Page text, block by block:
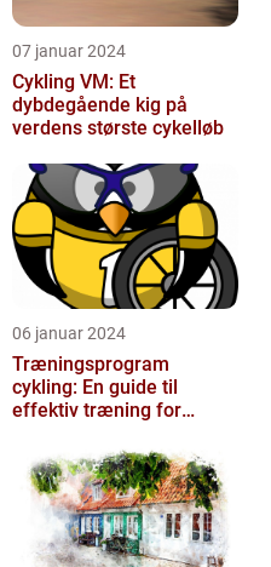
07 januar 2024
Cykling VM: Et
dybdegående kig på
verdens største cykelløb
06 januar 2024
Træningsprogram
cykling: En guide til
effektiv træning for